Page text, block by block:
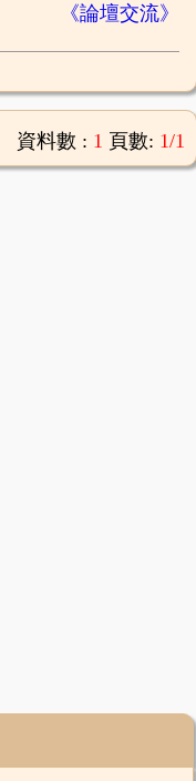
《論壇交流》
資料數 : 1 頁數: 1/1